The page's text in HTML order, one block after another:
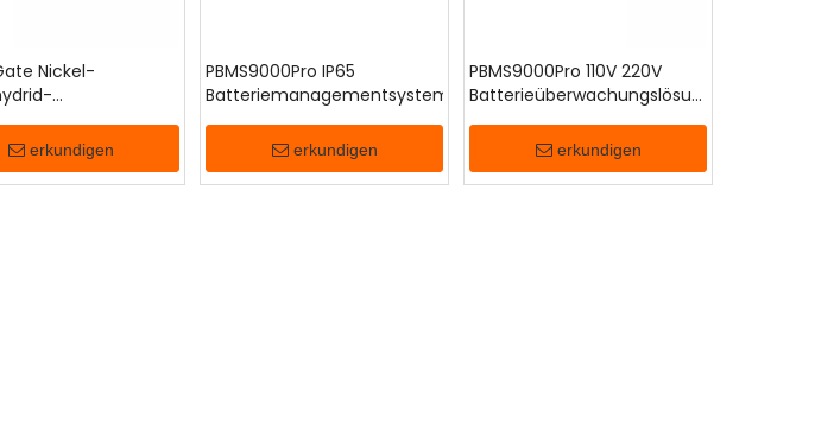
Nickel-
erkundigen
PBMS9000Pro IP65
Batteriemanagementsystem
erkundigen
PBMS9000Pro 110V 220V
Batterieüberwachungslösung
für Umspannwerke
erkundigen